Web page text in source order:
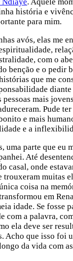
história e
para mim.
avós, elas me
com o
benção e o pedir
que me
pessoas mais
Pude
e mais
e a
uma parte que eu
Até
casal, onde
trouxeram muitas
coisa na
em
idade. Se fosse
com a palavra,
ela deve ser
Acho que isso foi
da vida com